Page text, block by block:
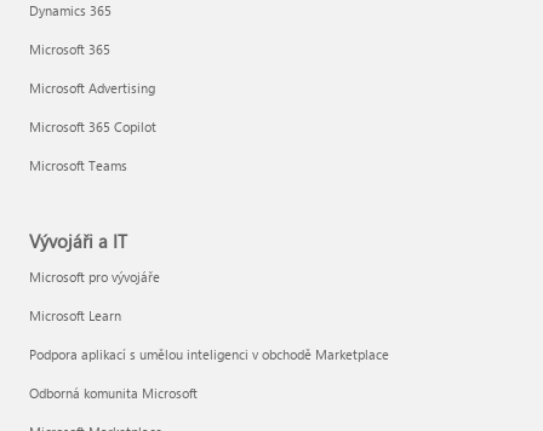
Dynamics 365
Microsoft 365
Microsoft Advertising
Microsoft 365 Copilot
Microsoft Teams
Vývojáři a IT
Microsoft pro vývojáře
Microsoft Learn
Podpora aplikací s umělou inteligenci v obchodě Marketplace
Odborná komunita Microsoft